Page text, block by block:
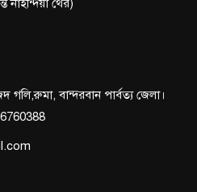
গলি,রুমা, বান্দরবান পার্বত্য জেলা।